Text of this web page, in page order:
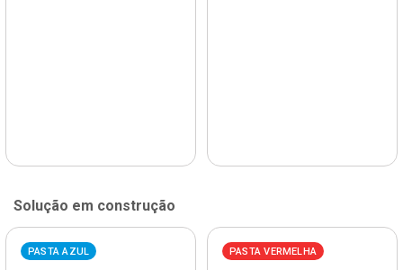
Solução em construção
PASTA AZUL PASTA VERMELHA